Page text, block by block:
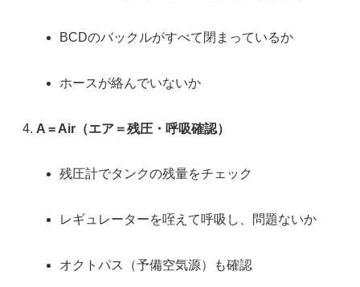
BCDのバックルがすべて閉まっているか
ホースが絡んでいないか
A = Air（エア＝残圧・呼吸確認）
残圧計でタンクの残量をチェック
レギュレーターを咥えて呼吸し、問題ないか
オクトパス（予備空気源）も確認